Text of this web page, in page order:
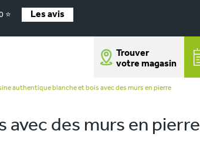
⭐ Les avis
Trouver
votre magasin
authentique blanche et bois avec des murs en pierre
avec des murs en pierre